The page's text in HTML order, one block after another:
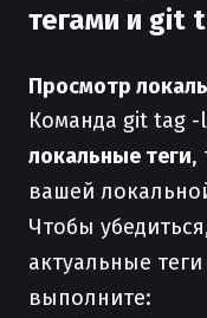
тегами и git
Просмотр
Команда git tag
локальные теги,
вашей
Чтобы
актуальные
выполните: